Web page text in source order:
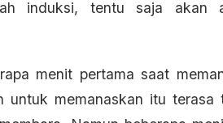
induksi, tentu saja akan
menit pertama saat
untuk memanaskan itu terasa